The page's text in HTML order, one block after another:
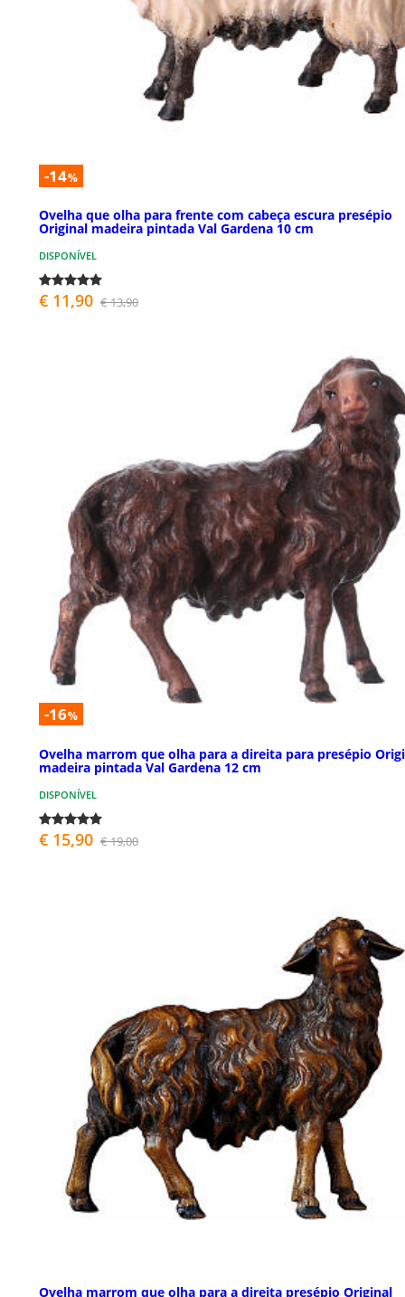
-14%
Ovelha que olha para frente com cabeça escura presépio
Original madeira pintada Val Gardena 10 cm
DISPONÍVEL
€ 11,90 € 13,90
-16%
Ovelha marrom que olha para a direita para presépio
madeira pintada Val Gardena 12 cm
DISPONÍVEL
€ 15,90 € 19,00
Ovelha marrom que olha para a direita presépio Original